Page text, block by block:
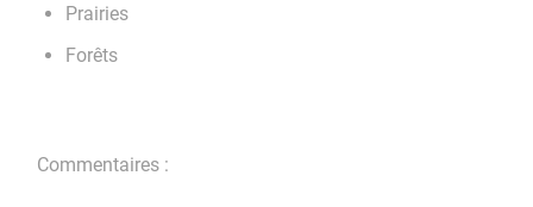
Prairies
Forêts
Commentaires :